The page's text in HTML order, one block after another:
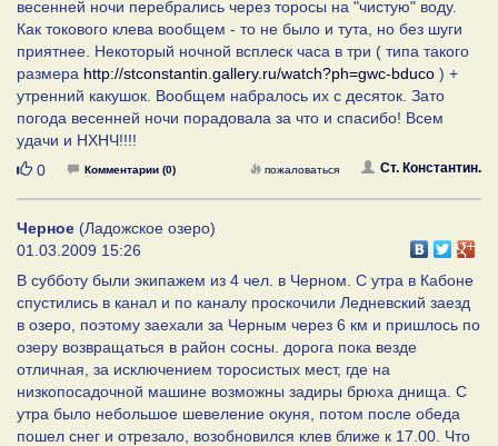
весенней ночи перебрались через торосы на "чистую" воду.
Как токового клева вообщем - то не было и тута, но без шуги
приятнее. Некоторый ночной всплеск часа в три ( типа такого
размера http://stconstantin.gallery.ru/watch?ph=gwc-bduco ) +
утренний какушок. Вообщем набралось их с десяток. Зато
погода весенней ночи порадовала за что и спасибо! Всем
удачи и НХНЧ!!!!
Нравится
0 Комментарии (0) Ст. Константин.
пожаловаться
Черное (Ладожское озеро)
01.03.2009 15:26
В субботу были экипажем из 4 чел. в Черном. С утра в Кабоне
спустились в канал и по каналу проскочили Ледневский заезд
в озеро, поэтому заехали за Черным через 6 км и пришлось по
озеру возвращаться в район сосны. дорога пока везде
отличная, за исключением торосистых мест, где на
низкопосадочной машине возможны задиры брюха днища. С
утра было небольшое шевеление окуня, потом после обеда
пошел снег и отрезало, возобновился клев ближе к 17.00. Что